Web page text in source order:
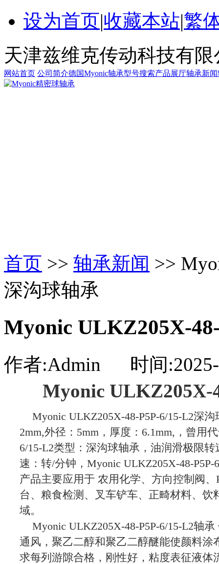
设为首页|收藏本站|繁
天津兹维克传动科技有限
网站首页 公司简介德国Myonic轴承型号搜索产品展厅轴承新闻
首页 >> 轴承新闻 >>
深沟球轴承
Myonic ULKZ205X-
作者:Admin 时间:2025-
Myonic ULKZ205X-
Myonic ULKZ205X-48-P5P-6/15-L2深
2mm,外径：5mm，厚度：6.1mm,，曾用
6/15-L2类型：深沟球轴承，油润滑极限
速：转/分钟，Myonic ULKZ205X-48-
产品主要应用于 农用化学、方向控制阀
台、粮食检测、叉车铲车、正畸材料、饮
域。
Myonic ULKZ205X-48-P5P-6/15-L2轴
通风，聚乙二醇和聚乙二醇醚能使颜料涂
求每列游隙合格，刚性好，粘度表征液体